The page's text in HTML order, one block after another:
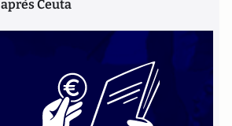
après Ceuta